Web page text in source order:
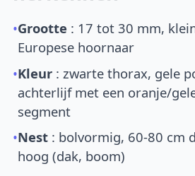
•Grootte : 17 tot 30 mm,
Europese hoornaar
•Kleur : zwarte thorax, gele
achterlijf met een oranje/
segment
•Nest : bolvormig, 60-80 cm
hoog (dak, boom)